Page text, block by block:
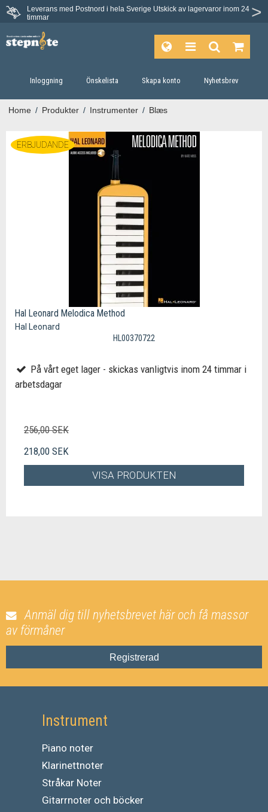
Leverans med Postnord i hela Sverige Utskick av lagervaror inom 24
timmar
Inloggning Önskelista Skapa konto Nyhetsbrev
Home / Produkter / Instrumenter / Blæs
ERBJUDANDE
Hal Leonard Melodica Method
Hal Leonard
HL00370722
På vårt eget lager - skickas vanligtvis inom 24 timmar i
arbetsdagar
256,00 SEK
218,00 SEK
VISA PRODUKTEN
Anmäl dig till nyhetsbrevet här och få massor
av förmåner
Registrerad
Instrument
Piano noter
Klarinettnoter
Stråkar Noter
Gitarrnoter och böcker